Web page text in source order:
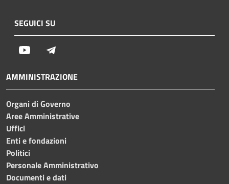
SEGUICI SU
Youtube
AMMINISTRAZIONE
Organi di Governo
Aree Amministrative
Uffici
Enti e fondazioni
Politici
Personale Amministrativo
Documenti e dati